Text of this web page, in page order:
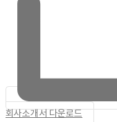
회사소개서 다운로드